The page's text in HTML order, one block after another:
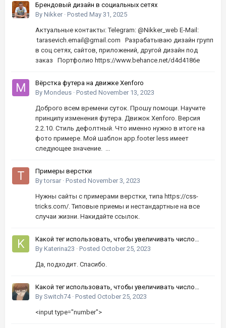
Брендовый дизайн в социальных сетях
By Nikker · Posted May 31, 2025
Актуальные контакты: Telegram: @Nikker_web E-Mail:
tarasevich.email@gmail.com Разрабатываю дизайн групп
в соц сетях, сайтов, приложений, другой дизайн под
заказ Портфолио https://www.behance.net/d4d4186e
Вёрстка футера на движке Xenforo
By Mondeus · Posted November 13, 2023
Доброго всем времени суток. Прошу помощи. Научите
принципу изменения футера. Движок Xenforo. Версия
2.2.10. Стиль дефолтный. Что именно нужно в итоге на
фото примере. Мой шаблон app.footer less имеет
следующее значение. ...
Примеры верстки
Bytorsar · Posted November 3, 2023
Нужны сайты с примерами верстки, типа https://css-
tricks.com/. Типовые приемы и нестандартные на все
случаи жизни. Накидайте ссылок.
Какой тег использовать, чтобы увеличивать число
кнопками вверх-вниз?
By Katerina23 · Posted October 25, 2023
Да, подходит. Спасибо.
Какой тег использовать, чтобы увеличивать число
кнопками вверх-вниз?
By Switch74· Posted October 25, 2023
<input type="number">